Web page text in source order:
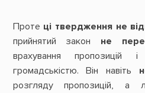
Проте ці твердження не
прийнятий закон не
врахування пропозицій і
громадськістю. Він навіть
розгляду пропозицій, а